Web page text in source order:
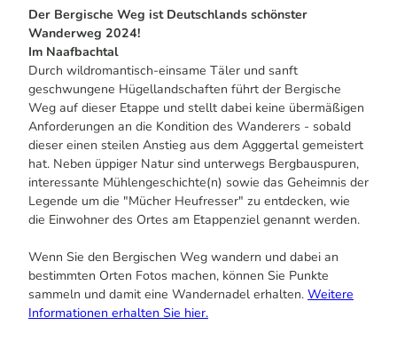
Der Bergische Weg ist Deutschlands schönster
Wanderweg 2024!
Im Naafbachtal
Durch wildromantisch-einsame Täler und sanft
geschwungene Hügellandschaften führt der Bergische
Weg auf dieser Etappe und stellt dabei keine übermäßigen
Anforderungen an die Kondition des Wanderers - sobald
dieser einen steilen Anstieg aus dem Agggertal gemeistert
hat. Neben üppiger Natur sind unterwegs Bergbauspuren,
interessante Mühlengeschichte(n) sowie das Geheimnis der
Legende um die "Mücher Heufresser" zu entdecken, wie
die Einwohner des Ortes am Etappenziel genannt werden.
Wenn Sie den Bergischen Weg wandern und dabei an
bestimmten Orten Fotos machen, können Sie Punkte
sammeln und damit eine Wandernadel erhalten. Weitere
Informationen erhalten Sie hier.